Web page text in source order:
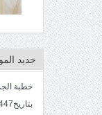
جديد
بتاريخ4/3/1447. سماحة الشيخ مصطفى المرهون